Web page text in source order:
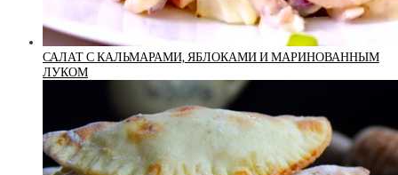
САЛАТ С КАЛЬМАРАМИ, ЯБЛОКАМИ И МАРИНОВАННЫМ
ЛУКОМ